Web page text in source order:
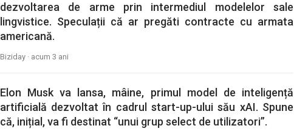
dezvoltarea de arme prin intermediul modelelor sale
lingvistice. Speculații că ar pregăti contracte cu armata
americană.
Biziday · acum 3 ani
Elon Musk va lansa, mâine, primul model de inteligență
artificială dezvoltat în cadrul start-up-ului său xAI. Spune
că, inițial, va fi destinat “unui grup select de utilizatori”.